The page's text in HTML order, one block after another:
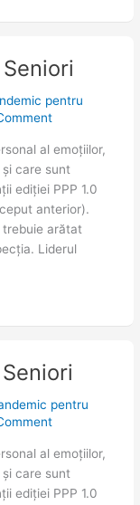
pentru
al emoțiilor,
care sunt
ediției PPP 1.0
anterior).
arătat
Liderul
pentru
al emoțiilor,
care sunt
ediției PPP 1.0